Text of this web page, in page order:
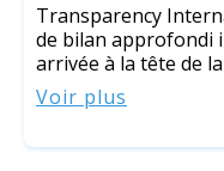
Transparency
de bilan approfondi
arrivée à la tête de
Voir plus